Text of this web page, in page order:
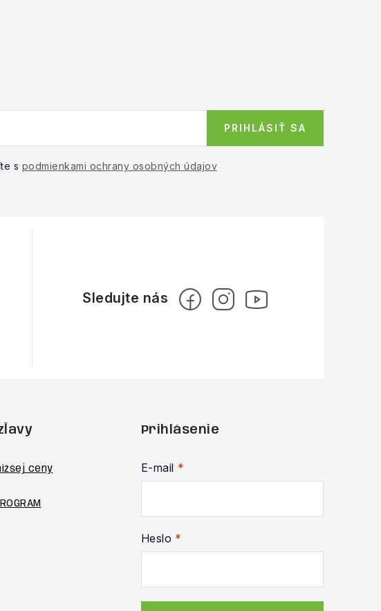
s podmienkami ochrany osobných údajov
PRIHLÁSIŤ SA
ceny
Prihlásenie
E-mail
Heslo